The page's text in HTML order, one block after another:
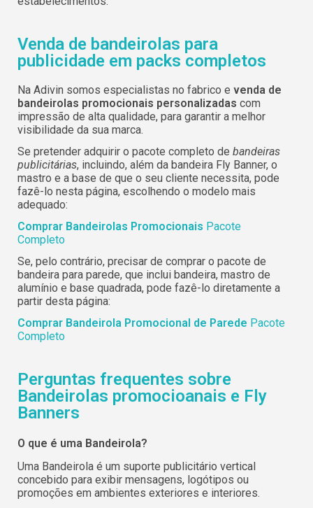
Venda de bandeirolas para
publicidade em packs completos
Na Adivin somos especialistas no fabrico e venda de
bandeirolas promocionais personalizadas com
impressão de alta qualidade, para garantir a melhor
visibilidade da sua marca.
Se pretender adquirir o pacote completo de bandeiras
publicitárias, incluindo, além da bandeira Fly Banner, o
mastro e a base de que o seu cliente necessita, pode
fazê-lo nesta página, escolhendo o modelo mais
adequado:
Comprar Bandeirolas Promocionais Pacote
Completo
Se, pelo contrário, precisar de comprar o pacote de
bandeira para parede, que inclui bandeira, mastro de
alumínio e base quadrada, pode fazê-lo diretamente a
partir desta página:
Comprar Bandeirola Promocional de Parede Pacote
Completo
Perguntas frequentes sobre
Bandeirolas promocioanais e Fly
Banners
O que é uma Bandeirola?
Uma Bandeirola é um suporte publicitário vertical
concebido para exibir mensagens, logótipos ou
promoções em ambientes exteriores e interiores.